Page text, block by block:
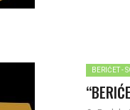
BERIĆET -